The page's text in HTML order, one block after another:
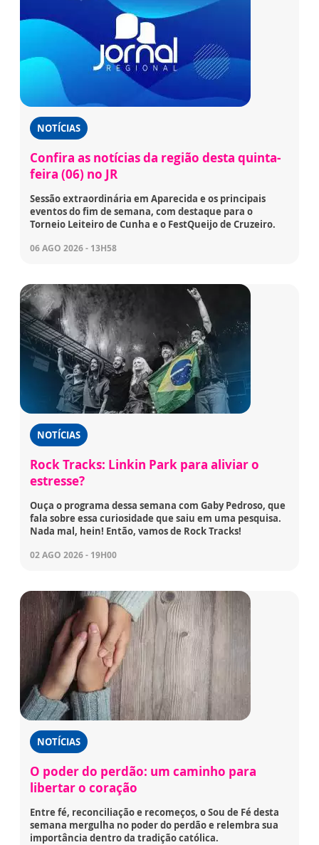
NOTÍCIAS
Confira as notícias da região desta quinta-
feira (06) no JR
Sessão extraordinária em Aparecida e os principais
eventos do fim de semana, com destaque para o
Torneio Leiteiro de Cunha e o FestQueijo de Cruzeiro.
06 AGO 2026 - 13H58
NOTÍCIAS
Rock Tracks: Linkin Park para aliviar o
estresse?
Ouça o programa dessa semana com Gaby Pedroso, que
fala sobre essa curiosidade que saiu em uma pesquisa.
Nada mal, hein! Então, vamos de Rock Tracks!
02 AGO 2026 - 19H00
NOTÍCIAS
O poder do perdão: um caminho para
libertar o coração
Entre fé, reconciliação e recomeços, o Sou de Fé desta
semana mergulha no poder do perdão e relembra sua
importância dentro da tradição católica.